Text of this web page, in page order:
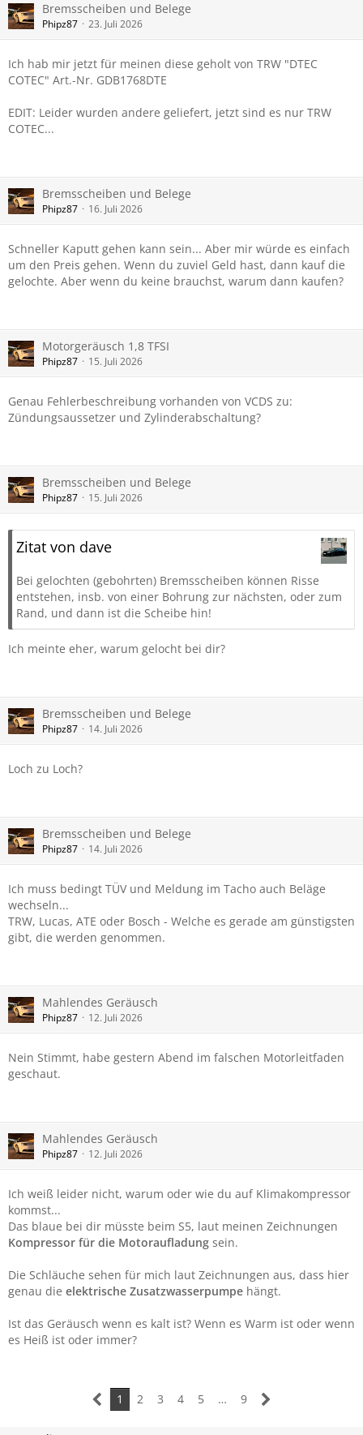
Bremsscheiben und Belege
Phipz87 23. Juli 2026
Ich hab mir jetzt für meinen diese geholt von TRW "DTEC
COTEC" Art.-Nr. GDB1768DTE
EDIT: Leider wurden andere geliefert, jetzt sind es nur TRW
COTEC...
Bremsscheiben und Belege
Phipz87 16. Juli 2026
Schneller Kaputt gehen kann sein... Aber mir würde es einfach
um den Preis gehen. Wenn du zuviel Geld hast, dann kauf die
gelochte. Aber wenn du keine brauchst, warum dann kaufen?
Motorgeräusch 1,8 TFSI
Phipz87 15. Juli 2026
Genau Fehlerbeschreibung vorhanden von VCDS zu:
Zündungsaussetzer und Zylinderabschaltung?
Bremsscheiben und Belege
Phipz87 15. Juli 2026
Zitat von dave
Bei gelochten (gebohrten) Bremsscheiben können Risse
entstehen, insb. von einer Bohrung zur nächsten, oder zum
Rand, und dann ist die Scheibe hin!
Ich meinte eher, warum gelocht bei dir?
Bremsscheiben und Belege
Phipz87 14. Juli 2026
Loch zu Loch?
Bremsscheiben und Belege
Phipz87 14. Juli 2026
Ich muss bedingt TÜV und Meldung im Tacho auch Beläge
wechseln...
TRW, Lucas, ATE oder Bosch - Welche es gerade am günstigsten
gibt, die werden genommen.
Mahlendes Geräusch
Phipz87 12. Juli 2026
Nein Stimmt, habe gestern Abend im falschen Motorleitfaden
geschaut.
Mahlendes Geräusch
Phipz87 12. Juli 2026
Ich weiß leider nicht, warum oder wie du auf Klimakompressor
kommst...
Das blaue bei dir müsste beim S5, laut meinen Zeichnungen
Kompressor für die Motoraufladung sein.
Die Schläuche sehen für mich laut Zeichnungen aus, dass hier
genau die elektrische Zusatzwasserpumpe hängt.
Ist das Geräusch wenn es kalt ist? Wenn es Warm ist oder wenn
es Heiß ist oder immer?
1 2 3 4 5 … 9